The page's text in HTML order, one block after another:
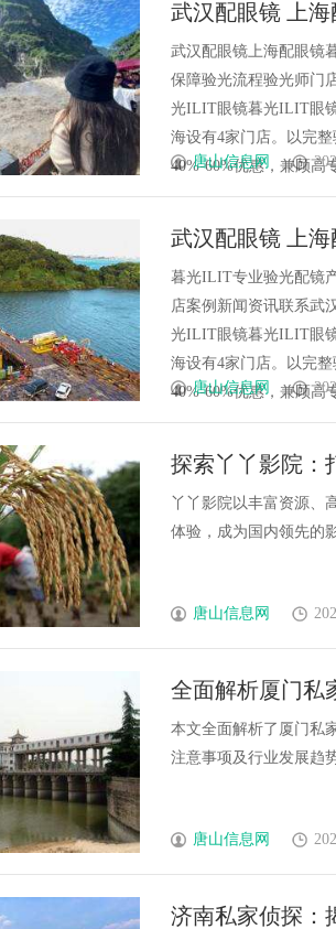
武汉配眼镜 上
武汉配眼镜上海配眼镜
保障验光流程验光师门
光ILIT眼镜暮光ILIT眼
海设有4家门店。以完
40%-60%优惠，兼顾高
唐山信息网
武汉配眼镜 上
暮光ILIT专业验光配镜
店案例新闻资讯联系武
光ILIT眼镜暮光ILIT眼
海设有4家门店。以完
40%-60%优惠，兼顾高
唐山信息网
探索丫丫影院：
丫丫影院以丰富资源、
体验，成为国内领先的
唐山信息网
全面解析厦门私
本文全面解析了厦门私
注意事项及行业发展趋
唐山信息网
济南私家侦探：